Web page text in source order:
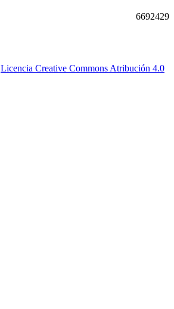
6692429
Licencia Creative Commons Atribución 4.0